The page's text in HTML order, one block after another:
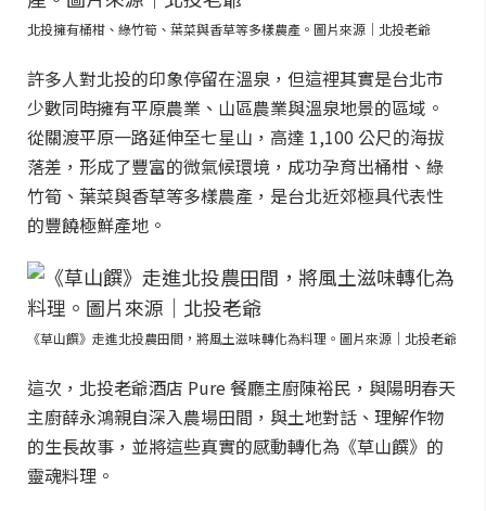
北投擁有桶柑、綠竹筍、葉菜與香草等多樣農產。圖片來源｜北投老爺
許多人對北投的印象停留在溫泉，但這裡其實是台北市
少數同時擁有平原農業、山區農業與溫泉地景的區域。
從關渡平原一路延伸至七星山，高達 1,100 公尺的海拔
落差，形成了豐富的微氣候環境，成功孕育出桶柑、綠
竹筍、葉菜與香草等多樣農產，是台北近郊極具代表性
的豐饒極鮮產地。
《草山饌》走進北投農田間，將風土滋味轉化為料理。圖片來源｜北投老爺
這次，北投老爺酒店 Pure 餐廳主廚陳裕民，與陽明春天
主廚薛永鴻親自深入農場田間，與土地對話、理解作物
的生長故事，並將這些真實的感動轉化為《草山饌》的
靈魂料理。